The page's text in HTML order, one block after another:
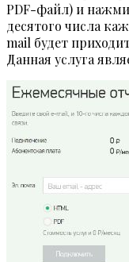
PDF-файл) и
десятого числа
mail будет
Данная услуга